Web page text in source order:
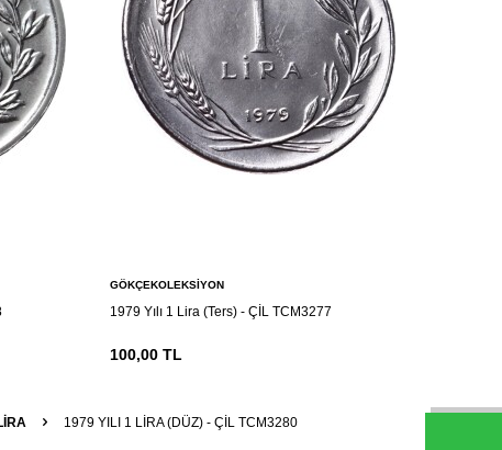
GÖKÇEKOLEKSIYON
1979 Yılı 1 Lira (Ters) - ÇİL TCM3277
100,00 TL
1979 YILI 1 LIRA (DÜZ) - ÇİL TCM3280